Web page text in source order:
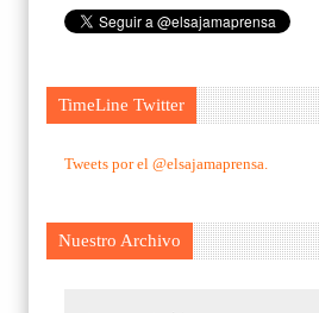
TimeLine Twitter
Tweets por el @elsajamaprensa.
Nuestro Archivo